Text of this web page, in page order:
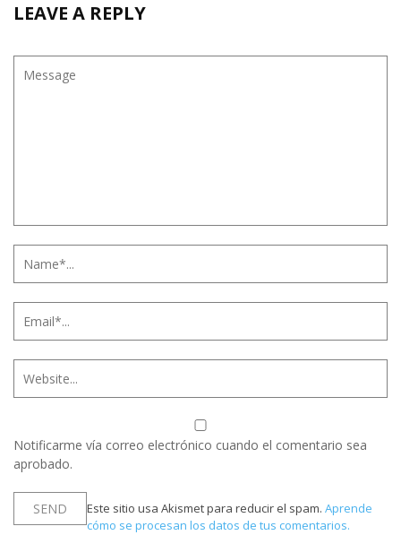
LEAVE A REPLY
Notificarme vía correo electrónico cuando el comentario sea
aprobado.
Este sitio usa Akismet para reducir el spam. Aprende
cómo se procesan los datos de tus comentarios.